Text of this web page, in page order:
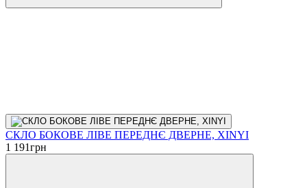
СКЛО БОКОВЕ ЛІВЕ ПЕРЕДНЄ ДВЕРНЕ, XINYI
1 191грн